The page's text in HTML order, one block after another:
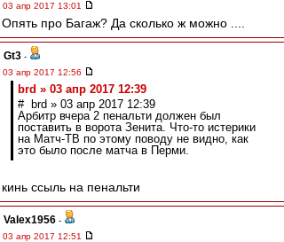
03 апр 2017 13:01
Опять про Багаж? Да сколько ж можно ....
Gt3 -
03 апр 2017 12:56
brd » 03 апр 2017 12:39
# brd » 03 апр 2017 12:39
Арбитр вчера 2 пенальти должен был
поставить в ворота Зенита. Что-то истерики
на Матч-ТВ по этому поводу не видно, как
это было после матча в Перми.
кинь ссыль на пенальти
Valex1956 -
03 апр 2017 12:51